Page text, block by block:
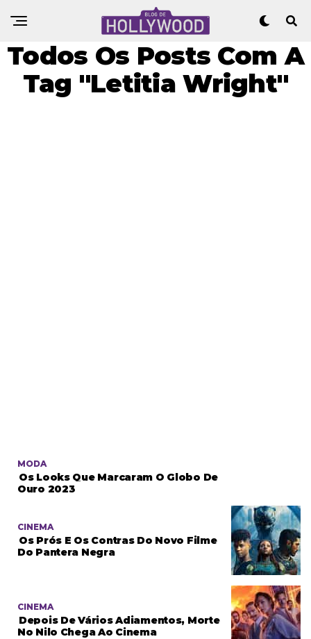
Todos Os Posts Com A
Tag "Letitia Wright"
MODA
Os Looks Que Marcaram O Globo De
Ouro 2023
CINEMA
Os Prós E Os Contras Do Novo Filme
Do Pantera Negra
CINEMA
Depois De Vários Adiamentos, Morte
No Nilo Chega Ao Cinema